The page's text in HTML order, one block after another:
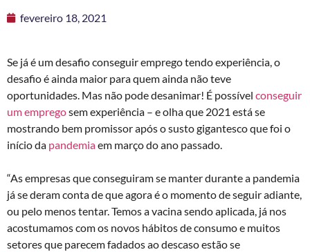
fevereiro 18, 2021
Se já é um desafio conseguir emprego tendo experiência, o
desafio é ainda maior para quem ainda não teve
oportunidades. Mas não pode desanimar! É possível conseguir
um empregosem experiência – e olha que 2021 está se
mostrando bem promissor após o susto gigantesco que foi o
início da pandemiaem março do ano passado.
“As empresas que conseguiram se manter durante a pandemia
já se deram conta de que agora é o momento de seguir adiante,
ou pelo menos tentar. Temos a vacina sendo aplicada, já nos
acostumamos com os novos hábitos de consumo e muitos
setores que parecem fadados ao descaso estão se